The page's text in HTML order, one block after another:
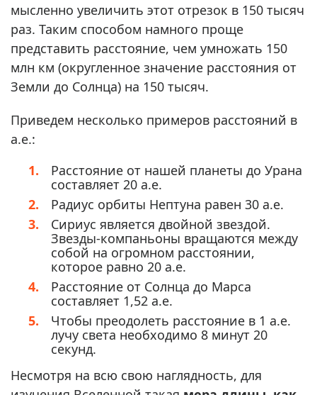
мысленно увеличить этот отрезок в 150 тысяч
раз. Таким способом намного проще
представить расстояние, чем умножать 150
млн км (округленное значение расстояния от
Земли до Солнца) на 150 тысяч.
Приведем несколько примеров расстояний в
а.е.:
Расстояние от нашей планеты до Урана
составляет 20 а.е.
Радиус орбиты Нептуна равен 30 а.е.
Сириус является двойной звездой.
Звезды-компаньоны вращаются между
собой на огромном расстоянии,
которое равно 20 а.е.
Расстояние от Солнца до Марса
составляет 1,52 а.е.
Чтобы преодолеть расстояние в 1 а.е.
лучу света необходимо 8 минут 20
секунд.
Несмотря на всю свою наглядность, для